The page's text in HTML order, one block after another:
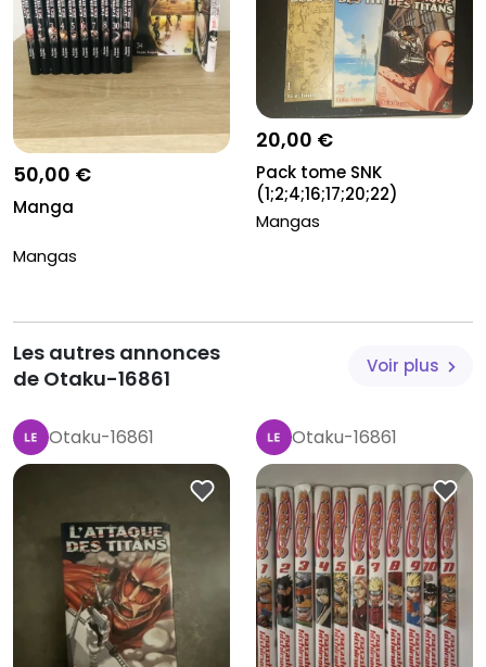
50,00 €
Manga
Mangas
20,00 €
Pack tome SNK
(1;2;4;16;17;20;22)
Mangas
Les autres annonces
de Otaku-16861
Voir plus
Otaku-16861 Otaku-16861